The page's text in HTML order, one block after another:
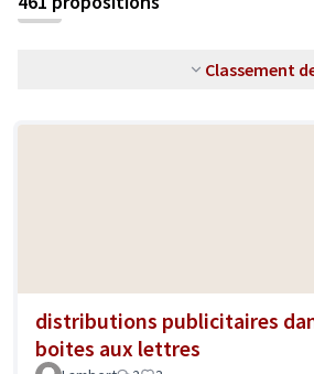
Classement
distributions publicitaires
boites aux lettres